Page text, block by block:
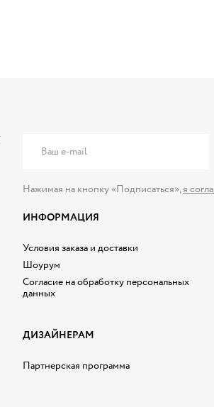
Нажимая на кнопку «Подписаться»,я
ИНФОРМАЦИЯ
Условия заказа и доставки
Шоурум
Согласие на обработку персональных
данных
ДИЗАЙНЕРАМ
Партнерская программа